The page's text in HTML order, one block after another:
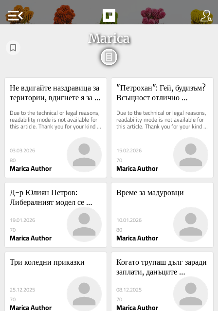
menu_open
Marica
Не вдигайте наздравица за
територии, вдигнете я за
когато сме нямали
граници!
Due to the technical or legal reasons,
readability mode is not available for
this article. Thank you for your kind
03.03.2026
80
Marica Author
"Петрохан": Гей, будизъм?
Всъщност отлично
група за спецпоръчки
Due to the technical or legal reasons,
readability mode is not available for
this article. Thank you for your kind
15.02.2026
70
Marica Author
Д-р Юлиян Петров:
Либералният модел се
провали, доброто дете е
ощетено
19.01.2026
70
Marica Author
Време за мадуровци
10.01.2026
80
Marica Author
Три коледни приказки
25.12.2025
70
Marica Author
Когато трупаш дълг заради
заплати, данъците
неизбежно ще скочат
08.12.2025
70
Marica Author